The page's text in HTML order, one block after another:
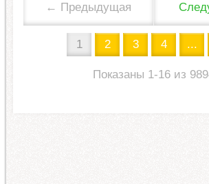
← Предыдущая
1 2 3 4 ...
Показаны 1-16 из